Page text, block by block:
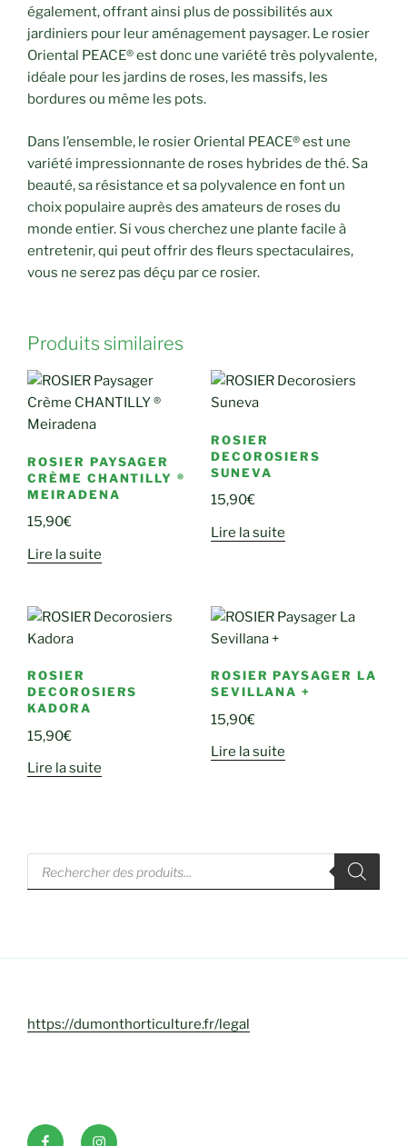
également, offrant ainsi plus de possibilités aux
jardiniers pour leur aménagement paysager. Le rosier
Oriental PEACE® est donc une variété très polyvalente,
idéale pour les jardins de roses, les massifs, les
bordures ou même les pots.
Dans l’ensemble, le rosier Oriental PEACE® est une
variété impressionnante de roses hybrides de thé. Sa
beauté, sa résistance et sa polyvalence en font un
choix populaire auprès des amateurs de roses du
monde entier. Si vous cherchez une plante facile à
entretenir, qui peut offrir des fleurs spectaculaires,
vous ne serez pas déçu par ce rosier.
Produits similaires
ROSIER PAYSAGER
CRÈME CHANTILLY ®
MEIRADENA
15,90€
Lire la suite
ROSIER
DECOROSIERS
SUNEVA
15,90€
Lire la suite
ROSIER
DECOROSIERS
KADORA
15,90€
Lire la suite
ROSIER PAYSAGER LA
SEVILLANA +
15,90€
Lire la suite
Recherche
produits
https://dumonthorticulture.fr/legal
FacebookINSTAGRAM